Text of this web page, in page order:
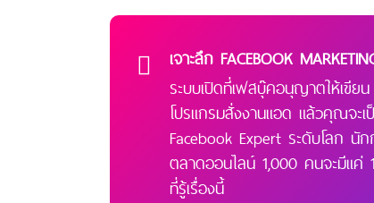
เจาะลึก FACEBOOK
ระบบเปิดที่เฟสบุ๊คอนุญาตให้เขียน
โปรแกรมสั่งงานแอด แล้วคุณจะเ
Facebook Expert ระดับโลก นัก
ตลาดออนไลน์ 1,000 คนจะมีแค่
ที่รู้เรื่องนี้